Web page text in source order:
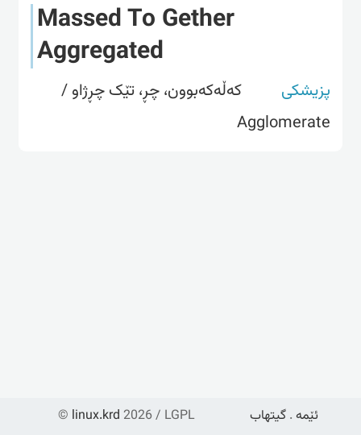
Massed To Gether
Aggregated
پزیشکی
کەڵەکەبوون، چڕ، تێک چڕژاو /
Agglomerate
© linux.krd 2026 / LGPL ئێمە . گیتهاب